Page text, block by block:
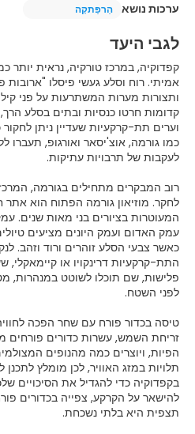
ערכות נושא
הַרפַּתקָה
לגבי היעד
קפדוקיה, במרכז טורקיה, נראית
אמיתי. רוח וסלע געשי פיסלו "ארובות
ותצורות מערות המשתרעות על פני
קדומות חרטו כנסיות ובתים בסלע הרך,
וערים תת-קרקעיות שעדיין ניתן
כמו גורמה, אוצ'יסאר ואורגופ, תעברו
רוב המבקרים מתחילים בגורמה,
לחקר. מוזיאון גורמה הפתוח הוא
המעוטרות בציורים בני מאות שנים.
עמק האדום ועמק היונים מציעים
כאשר צבעי הסלע זוהרים ורוד וזהב.
התת-קרקעיות דרינקויו או
פלישות, שם תוכלו לשוטט במנהרות,
טיסה בכדור פורח עם שחר הפכה
זריחת השמש, עשרות כדורים פורחים
הפיות, ויוצרים כמה מהנופים
תלויות במזג האוויר, לכן מומלץ
בקפדוקיה כדי להגדיל את הסיכויים
להישאר על הקרקע, צפייה בכדורים